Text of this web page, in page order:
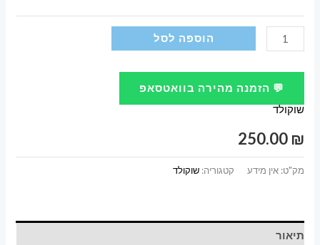
כמות
של
ביצת
שוקולד
הפתעה
הוספה לסל
💬 הזמנה מהירה בוואטסאפ
שוקולד
250.00 ₪
מק"ט:אין מידע קטגוריה:שוקולד
תיאור